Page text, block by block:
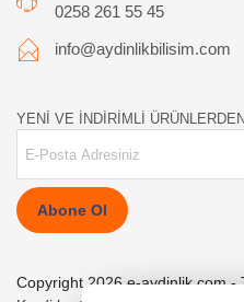
0258 261 55 45
info@aydinlikbilisim.com
YENİ VE İNDİRİMLİ
Abone Ol
Copyright 2026 e-aydinlik.com -